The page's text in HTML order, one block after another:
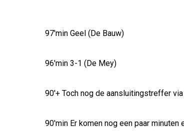
97'min Geel (De Bauw)
96'min 3-1 (De Mey)
90'+ Toch nog de aansluitingstreffer
90'min Er komen nog een paar